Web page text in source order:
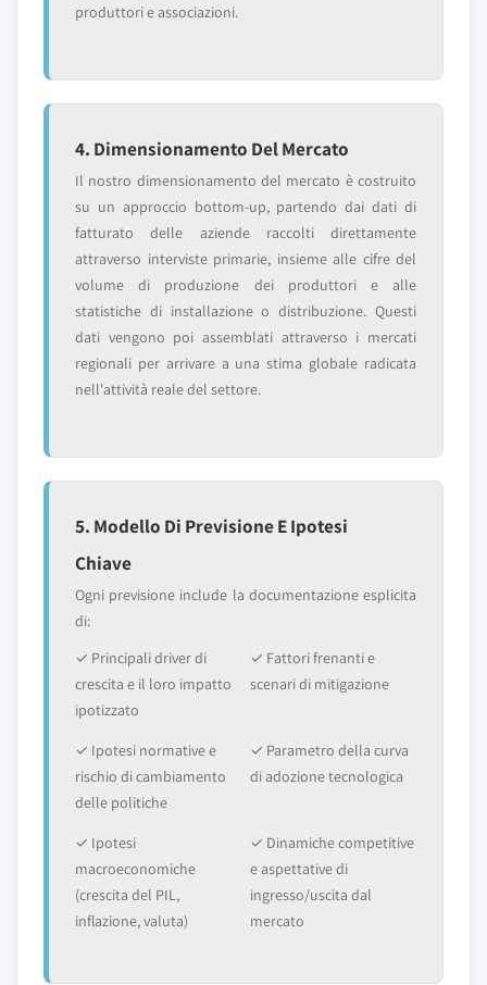
produttori e associazioni.
4. Dimensionamento Del Mercato
Il nostro dimensionamento del mercato è costruito
su un approccio bottom-up, partendo dai dati di
fatturato delle aziende raccolti direttamente
attraverso interviste primarie, insieme alle cifre del
volume di produzione dei produttori e alle
statistiche di installazione o distribuzione. Questi
dati vengono poi assemblati attraverso i mercati
regionali per arrivare a una stima globale radicata
nell'attività reale del settore.
5. Modello Di Previsione E Ipotesi
Chiave
Ogni previsione include la documentazione esplicita
di:
✓ Principali driver di
crescita e il loro impatto
ipotizzato
✓ Fattori frenanti e
scenari di mitigazione
✓ Ipotesi normative e
rischio di cambiamento
delle politiche
✓ Parametro della curva
di adozione tecnologica
✓ Ipotesi
macroeconomiche
(crescita del PIL,
inflazione, valuta)
✓ Dinamiche competitive
e aspettative di
ingresso/uscita dal
mercato